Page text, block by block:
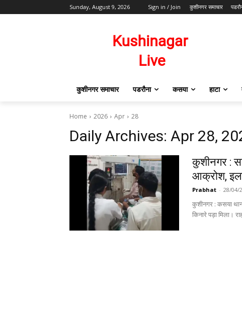
Sunday, August 9, 2026 Sign in / Join कुशीनगर समाचार
कुशीनगर समाचार पडरौना कसया हाटा
Home 2026 Apr 28
Daily Archives: Apr 28,
कुशीनगर :
आक्रोश,
Prabhat - 28/04/
कुशीनगर : कसया
किनारे पड़ा मिला।